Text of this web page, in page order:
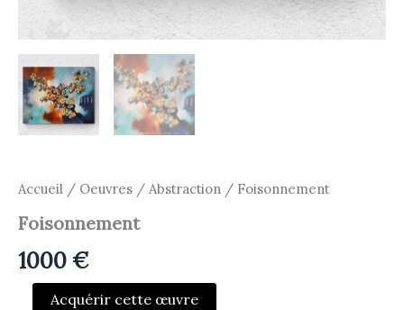
Accueil / Oeuvres / Abstraction / Foisonnement
Foisonnement
1000€
quantitéAcquérir cette œuvre